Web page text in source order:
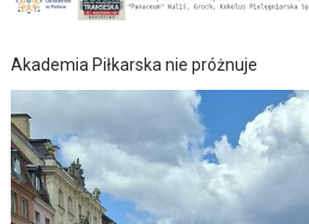
Akademia Piłkarska nie próżnuje